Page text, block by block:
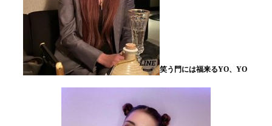
笑う門には福来るYO、YO